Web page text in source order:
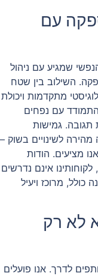
עם
שמגיע עם ניהול
השילוב בין שטח
ניהול לוגיסטי מתקדמות ויכולת
עם נפחים
תגובה. גמישות
מהירה לשינויים בשוק –
מציעים. הודות
לתפיסת השירות שלנו כ-One-Stop-Shop, לקוחותינו אינם נדרשים
מרוכז ויעיל
לא רק
לדרך. אנו פועלים